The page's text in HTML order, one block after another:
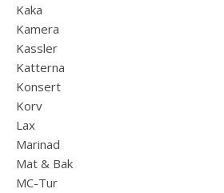
Kaka
Kamera
Kassler
Katterna
Konsert
Korv
Lax
Marinad
Mat & Bak
MC-Tur